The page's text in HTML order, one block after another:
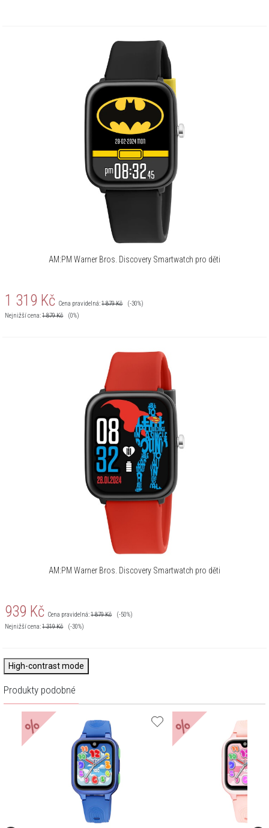
AM:PM Warner Bros. Discovery Smartwatch pro děti
1 319 Kč Cena pravidelná:1 879Kč
(-30%)
Nejnižší cena:1 879Kč (0%)
AM:PM Warner Bros. Discovery Smartwatch pro děti
939 Kč Cena pravidelná:1 879Kč
(-50%)
Nejnižší cena:1 319Kč (-30%)
High-contrast mode
Produkty podobné
% %